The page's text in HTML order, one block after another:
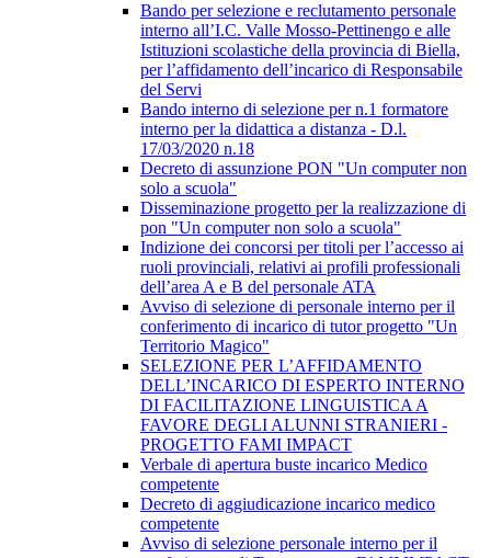
Bando per selezione e reclutamento personale
interno all’I.C. Valle Mosso-Pettinengo e alle
Istituzioni scolastiche della provincia di Biella,
per l’affidamento dell’incarico di Responsabile
del Servi
Bando interno di selezione per n.1 formatore
interno per la didattica a distanza - D.l.
17/03/2020 n.18
Decreto di assunzione PON "Un computer non
solo a scuola"
Disseminazione progetto per la realizzazione di
pon "Un computer non solo a scuola"
Indizione dei concorsi per titoli per l’accesso ai
ruoli provinciali, relativi ai profili professionali
dell’area A e B del personale ATA
Avviso di selezione di personale interno per il
conferimento di incarico di tutor progetto "Un
Territorio Magico"
SELEZIONE PER L’AFFIDAMENTO
DELL’INCARICO DI ESPERTO INTERNO
DI FACILITAZIONE LINGUISTICA A
FAVORE DEGLI ALUNNI STRANIERI -
PROGETTO FAMI IMPACT
Verbale di apertura buste incarico Medico
competente
Decreto di aggiudicazione incarico medico
competente
Avviso di selezione personale interno per il